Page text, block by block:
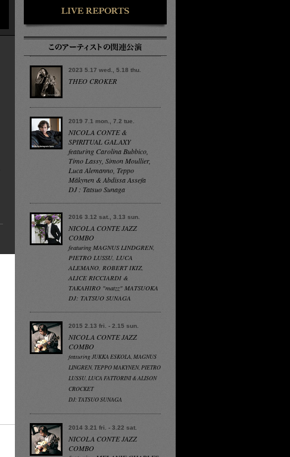
2023 5.17 wed., 5.18 thu.
THEO CROKER
2019 7.1 mon., 7.2 tue.
NICOLA CONTE &
SPIRITUAL GALAXY
featuring Carolina Bubbico,
Timo Lassy, Simon Moullier,
Luca Alemanno, Teppo
Mäkynen & Abdissa Assefa
DJ : Tatsuo Sunaga
2016 3.12 sat., 3.13 sun.
NICOLA CONTE JAZZ
COMBO
featuring MAGNUS LINDGREN,
PIETRO LUSSU, LUCA
ALEMANO, ROBERT IKIZ,
ALICE RICCIARDI &
TAKAHIRO "matzz" MATSUOKA
DJ: TATSUO SUNAGA
2015 2.13 fri. - 2.15 sun.
NICOLA CONTE JAZZ
COMBO
featuring JUKKA ESKOLA, MAGNUS
LINGREN, TEPPO MAKYNEN, PIETRO
LUSSU, LUCA FATTORINI & ALISON
CROCKET
DJ: TATSUO SUNAGA
2014 3.21 fri. - 3.22 sat.
NICOLA CONTE JAZZ
COMBO